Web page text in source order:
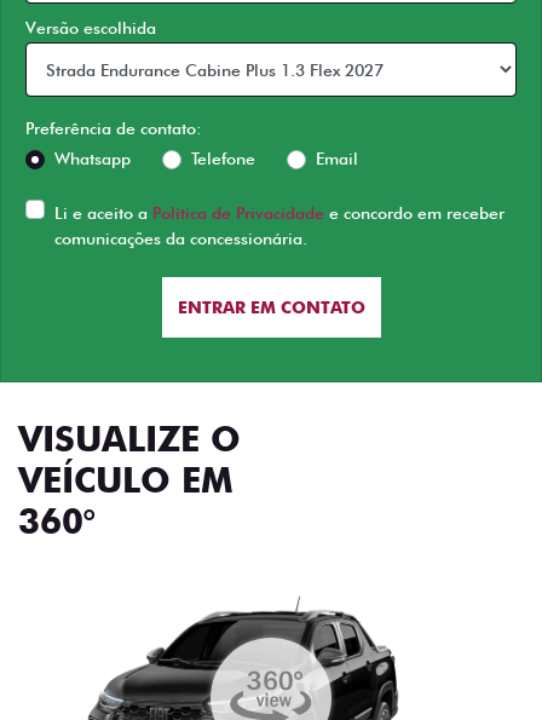
Versão escolhida
Preferência de contato:
Whatsapp
Telefone Email
Li e aceito a Política de Privacidade e concordo em receber
comunicações da concessionária.
ENTRAR EM CONTATO
VISUALIZE O
VEÍCULO EM
360°